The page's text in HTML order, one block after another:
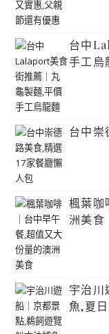
台中
手工烏
台中崇
楓葉咖
洲美食
宇治川
魚,夏